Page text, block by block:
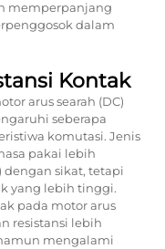
memperpanjang
dalam
Kontak
arus searah (DC)
seberapa
komutasi. Jenis
pakai lebih
dengan sikat, tetapi
yang lebih tinggi.
pada motor arus
resistansi lebih
mengalami